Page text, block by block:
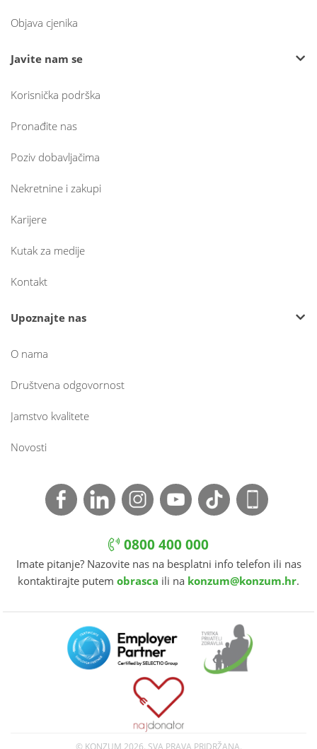
Objava cjenika
Javite nam se
Korisnička podrška
Pronađite nas
Poziv dobavljačima
Nekretnine i zakupi
Karijere
Kutak za medije
Kontakt
Upoznajte nas
O nama
Društvena odgovornost
Jamstvo kvalitete
Novosti
0800 400 000
Imate pitanje? Nazovite nas na besplatni info telefon ili nas
kontaktirajte putem obrasca ili na konzum@konzum.hr.
© KONZUM 2026. SVA PRAVA PRIDRŽANA.